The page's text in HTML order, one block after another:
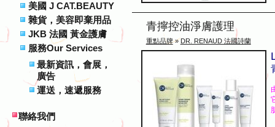
美國 J CAT.BEAUTY
雜貨，美容即棄用品
JKB 法國 黃金護膚
服務Our Services
最新資訊，會展，
廣告
運送，速遞服務
聯絡我們
青擰控油淨膚護理
重點品牌»DR. RENAUD 法國詩蘭